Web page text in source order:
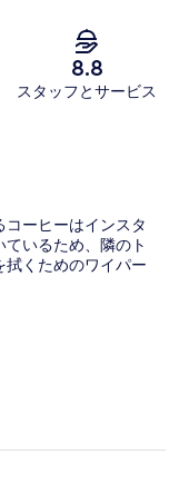
8.8
スタッフとサービス
ーヒーはインスタ
いるため、隣のト
拭くためのワイパー